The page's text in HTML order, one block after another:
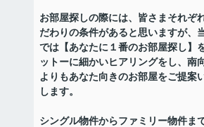
お部屋探しの際には、皆さまそれぞ
だわりの条件があると思いますが、
では【あなたに１番のお部屋探し】
ットーに細かいヒアリングをし、南
よりもあなた向きのお部屋をご提案
します。
シングル物件からファミリー物件ま